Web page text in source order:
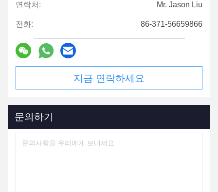
연락처: Mr. Jason Liu
전화: 86-371-56659866
지금 연락하세요
문의하기